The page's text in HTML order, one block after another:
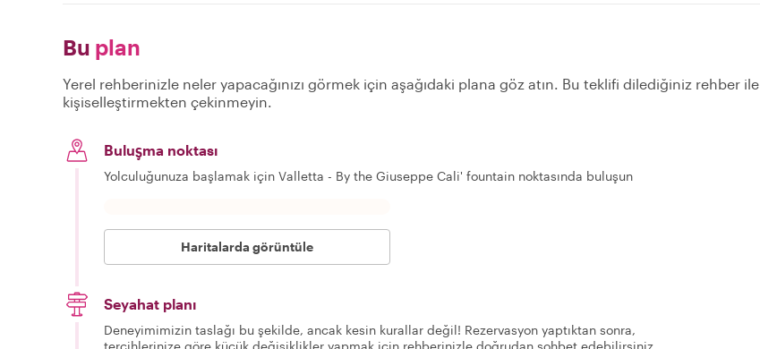
Bu plan
Yerel rehberinizle neler yapacağınızı görmek için aşağıdaki plana göz atın. Bu teklifi dilediğiniz rehber ile
kişiselleştirmekten çekinmeyin.
Buluşma noktası
Yolculuğunuza başlamak için Valletta - By the Giuseppe Cali' fountain noktasında buluşun
Haritalarda görüntüle
Seyahat planı
Deneyimimizin taslağı bu şekilde, ancak kesin kurallar değil! Rezervasyon yaptıktan sonra,
tercihlerinize göre küçük değişiklikler yapmak için rehberinizle doğrudan sohbet edebilirsiniz.